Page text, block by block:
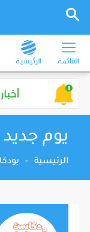
القائمة الرئيسية
يوم جديد
الرئيسية -